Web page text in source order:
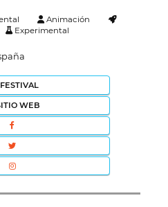
Animación
Experimental
WEB